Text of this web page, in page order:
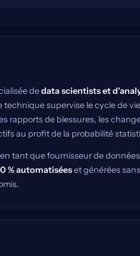
dedata scientists et
supervise le cycle de
rapports de blessures, les
au profit de la probabilité
tant que fournisseur de
% automatiséeset générées